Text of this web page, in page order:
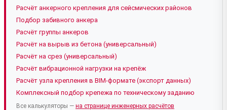
Расчёт анкерного крепления для сейсмических районов
Подбор забивного анкера
Расчёт группы анкеров
Расчёт на вырыв из бетона (универсальный)
Расчёт на срез (универсальный)
Расчёт вибрационной нагрузки на крепёж
Расчёт узла крепления в BIM-формате (экспорт данных)
Комплексный подбор крепежа по техническому заданию
Все калькуляторы — на странице инженерных расчётов